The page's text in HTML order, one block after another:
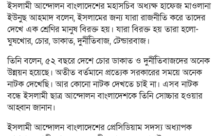
ইসলামী আন্দোলন বাংলাদেশের মহাসচিব অধ্যক্ষ হাফেজ মাওলানা
ইউনুছ আহমাদ বলেন, ইসলামের জন্য যারা রাজনীতি করে তাদের
দেখে এক শ্রেণির মানুষ বিরক্ত হয়। যারা বিরক্ত হয় তারা হলো-
ঘুষখোর, চোর, ডাকাত, দুর্নীতিবাজ, টেন্ডারবাজ।
তিনি বলেন, ৫২ বছরে দেশে চোর ডাকাত ও দুর্নীতিবাজদের অনেক
উন্নয়ন হয়েছে। অতীত বর্তমানে প্রত্যেক সরকারের সময়ে অনেক
নাটক দেখেছি। আর কোনো নাটক দেখতে চাই না। এসব নাটক
বন্ধে ইসলামী ছাত্র আন্দোলন বাংলাদেশকে তিনি সোচ্চার হওয়ার
আহ্বান জানান।
ইসলামী আন্দোলন বাংলাদেশের প্রেসিডিয়াম সদস্য অধ্যাপক